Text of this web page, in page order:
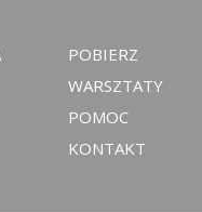
POBIERZ
WARSZTATY
POMOC
KONTAKT